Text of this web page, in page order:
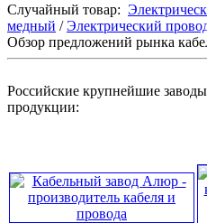
Случайный товар:
медный /Электрический
Обзор предложений рынка
Российские крупнейшие
продукции: